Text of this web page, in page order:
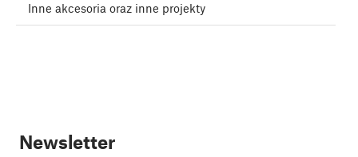
Inne akcesoria oraz inne projekty
Newsletter